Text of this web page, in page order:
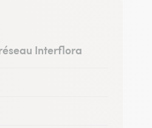
Interflora